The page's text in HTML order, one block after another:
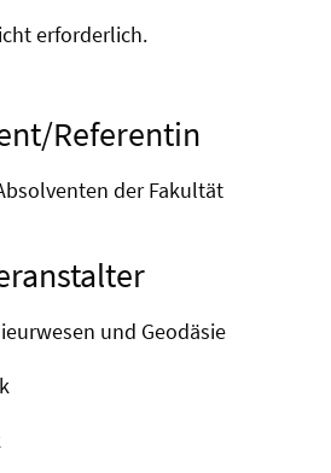
erforderlich.
Referentin
der Fakultät
und Geodäsie